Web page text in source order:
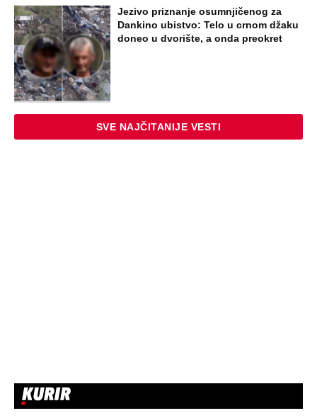
Jezivo priznanje osumnjičenog za
Dankino ubistvo: Telo u crnom džaku
doneo u dvorište, a onda preokret
SVE NAJČITANIJE VESTI